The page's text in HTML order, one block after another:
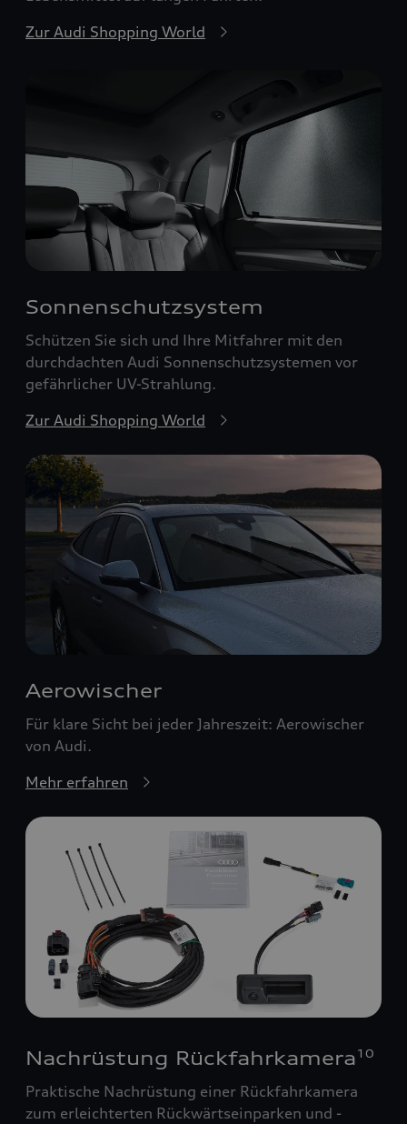
Zur Audi Shopping World
Sonnenschutzsystem
Schützen Sie sich und Ihre Mitfahrer mit den
durchdachten Audi Sonnenschutzsystemen vor
gefährlicher UV-Strahlung.
Zur Audi Shopping World
Aerowischer
Für klare Sicht bei jeder Jahreszeit: Aerowischer
von Audi.
Mehr erfahren
Nachrüstung Rückfahrkamera 10
Praktische Nachrüstung einer Rückfahrkamera
zum erleichterten Rückwärtseinparken und -